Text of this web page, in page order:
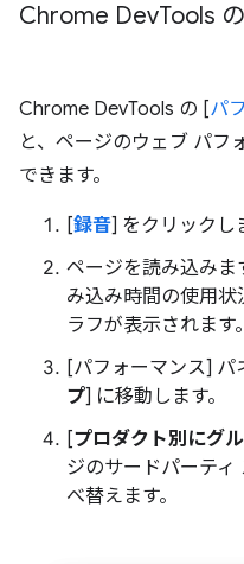
Chrome DevTools
Chrome DevTools の [パ
と、ページのウェブ パフ
できます。
[録音] をクリックし
ページを読み込みま
み込み時間の使用
ラフが表示されます。
[パフォーマンス]
プ] に移動します。
[プロダクト別にグ
ジのサードパーテ
べ替えます。